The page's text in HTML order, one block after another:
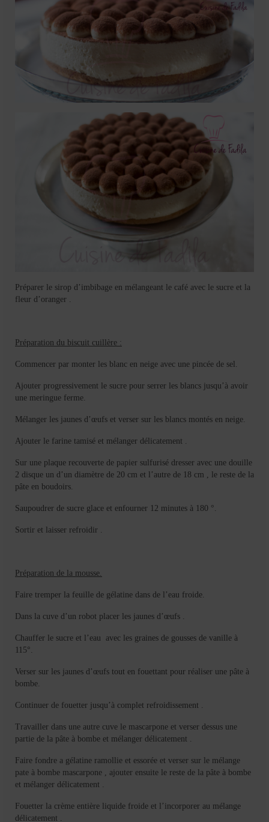
Préparer le sirop d’imbibage en mélangeant le café avec le sucre et la
fleur d’oranger .
Préparation du biscuit cuillère :
Commencer par monter les blanc en neige avec une pincée de sel.
Ajouter progressivement le sucre pour serrer les blancs jusqu’à avoir
une meringue ferme.
Mélanger les jaunes d’œufs et verser sur les blancs montés en neige.
Ajouter le farine tamisé et mélanger délicatement .
Sur une plaque recouverte de papier sulfurisé dresser avec une douille
2 disque un d’un diamètre de 20 cm et l’autre de 18 cm , le reste de la
pâte en boudoirs.
Saupoudrer de sucre glace et enfourner 12 minutes à 180 °.
Sortir et laisser refroidir .
Préparation de la mousse.
Faire tremper la feuille de gélatine dans de l’eau froide.
Dans la cuve d’un robot placer les jaunes d’œufs .
Chauffer le sucre et l’eau avec les graines de gousses de vanille à
115°.
Verser sur les jaunes d’œufs tout en fouettant pour réaliser une pâte à
bombe.
Continuer de fouetter jusqu’à complet refroidissement .
Travailler dans une autre cuve le mascarpone et verser dessus une
partie de la pâte à bombe et mélanger délicatement .
Faire fondre a gélatine ramollie et essorée et verser sur le mélange
pate à bombe mascarpone , ajouter ensuite le reste de la pâte à bombe
et mélanger délicatement .
Fouetter la crème entière liquide froide et l’incorporer au mélange
délicatement .